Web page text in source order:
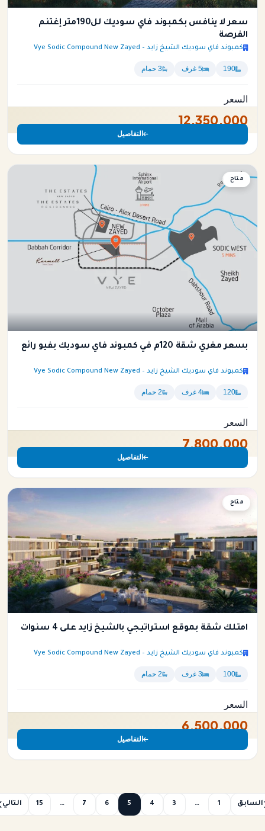
سعر لا ينافس بكمبوند فاي سوديك لل190متر إغتنم
الفرصة
كمبوند فاي سوديك الشيخ زايد – Vye Sodic Compound New Zayed
190 5 غرف 3 حمام
السعر
12,350,000
التفاصيل
شقة
متاح
بسعر مغري شقة 120م في كمبوند فاي سوديك بفيو رائع
كمبوند فاي سوديك الشيخ زايد – Vye Sodic Compound New Zayed
120 4 غرف 2 حمام
السعر
7,800,000
التفاصيل
شقة
متاح
امتلك شقة بموقع استراتيجي بالشيخ زايد على 4 سنوات
كمبوند فاي سوديك الشيخ زايد – Vye Sodic Compound New Zayed
100 3 غرف 2 حمام
السعر
6,500,000
التفاصيل
السابق 1
…
3
4
5
6
7
…
15 التالي